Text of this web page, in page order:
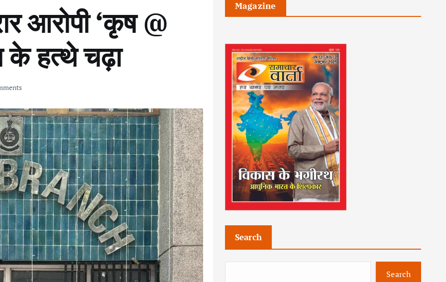
आरोपी ‘कृष @
के हत्थे चढ़ा
Magazine
Search
Search